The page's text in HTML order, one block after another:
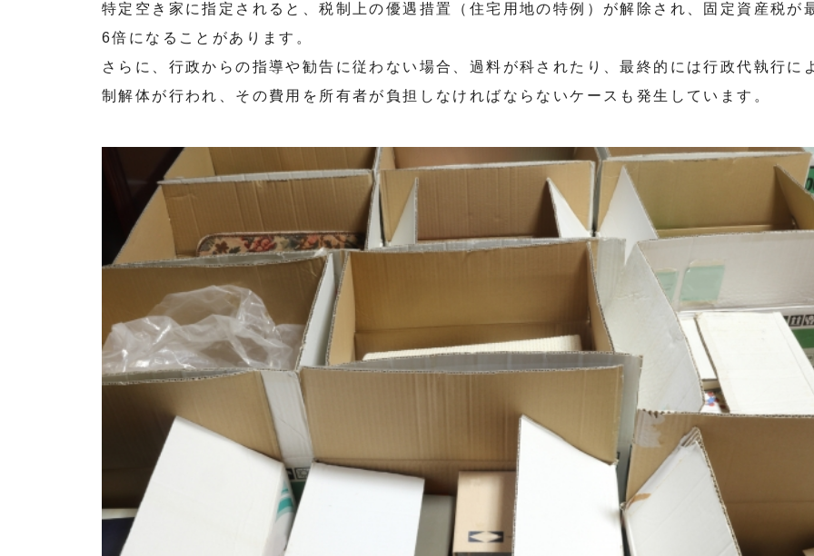
特定空き家に指定されると、税制上の優遇措置（住宅用地の特例）が解除され、固定資産税が
6倍になることがあります。
さらに、行政からの指導や勧告に従わない場合、過料が科されたり、最終的には行政代執行に
制解体が行われ、その費用を所有者が負担しなければならないケースも発生しています。